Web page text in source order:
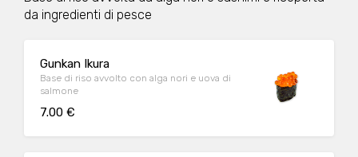
da ingredienti di pesce
Gunkan Ikura
Base di riso avvolto con alga nori e uova di
salmone
7.00 €